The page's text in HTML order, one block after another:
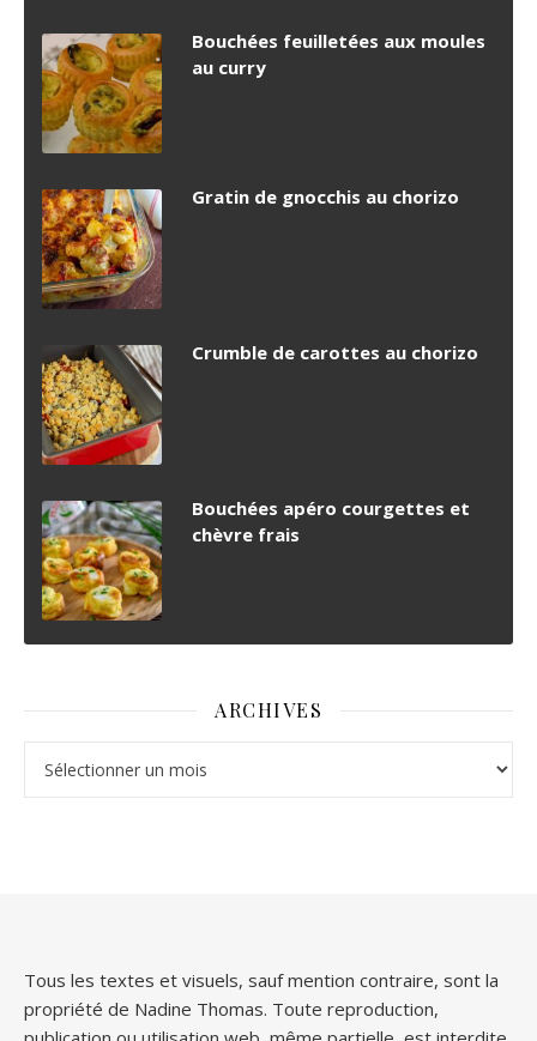
Bouchées feuilletées aux moules
au curry
Gratin de gnocchis au chorizo
Crumble de carottes au chorizo
Bouchées apéro courgettes et
chèvre frais
ARCHIVES
Tous les textes et visuels, sauf mention contraire, sont la
propriété de Nadine Thomas. Toute reproduction,